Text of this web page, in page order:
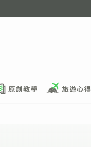
原創教學 旅遊心得